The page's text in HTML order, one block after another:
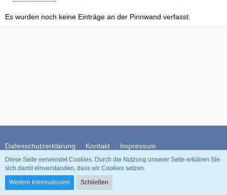
Es wurden noch keine Einträge an der Pinnwand verfasst.
Datenschutzerklärung Kontakt Impressum
Community-Software:
Diese Seite verwendet Cookies. Durch die Nutzung unserer Seite erklären Sie
sich damit einverstanden, dass wir Cookies setzen.
Weitere Informationen
Schließen